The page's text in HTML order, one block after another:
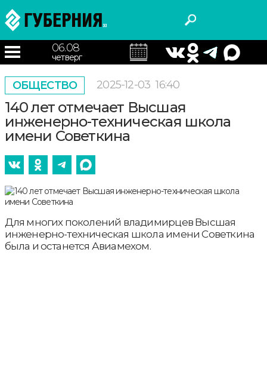
06.08
четверг
ОБЩЕСТВО 2025-12-03 16:40
140 лет отмечает Высшая
инженерно-техническая школа
имени Советкина
Для многих поколений владимирцев Высшая
инженерно-техническая школа имени Советкина
была и останется Авиамехом.